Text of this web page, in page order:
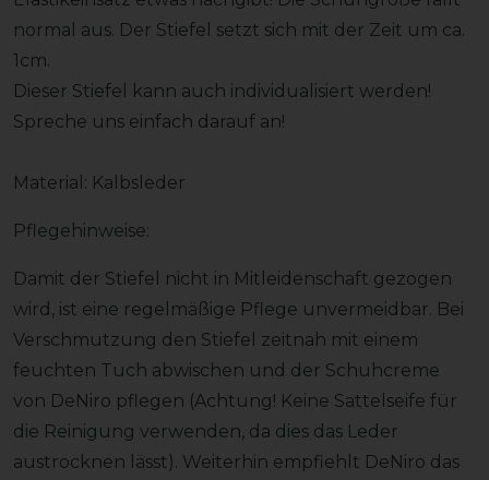
normal aus. Der Stiefel setzt sich mit der Zeit um ca.
1cm.
Dieser Stiefel kann auch individualisiert werden!
Spreche uns einfach darauf an!
Material: Kalbsleder
Pflegehinweise:
Damit der Stiefel nicht in Mitleidenschaft gezogen
wird, ist eine regelmäßige Pflege unvermeidbar. Bei
Verschmutzung den Stiefel zeitnah mit einem
feuchten Tuch abwischen und der Schuhcreme
von DeNiro pflegen (Achtung! Keine Sattelseife für
die Reinigung verwenden, da dies das Leder
austrocknen lässt). Weiterhin empfiehlt DeNiro das